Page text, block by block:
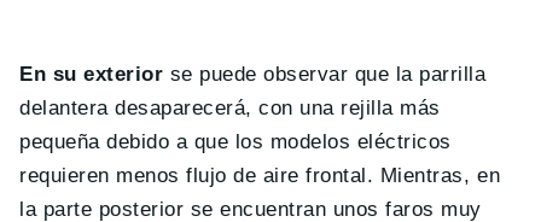
En su exterior se puede observar que la parrilla
delantera desaparecerá, con una rejilla más
pequeña debido a que los modelos eléctricos
requieren menos flujo de aire frontal. Mientras, en
la parte posterior se encuentran unos faros muy